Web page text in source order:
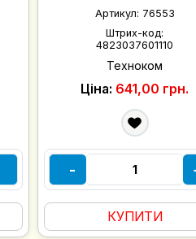
Артикул: 76553
Штрих-код:
4823037601110
Техноком
Ціна: 641,00 грн.
-
КУПИТИ